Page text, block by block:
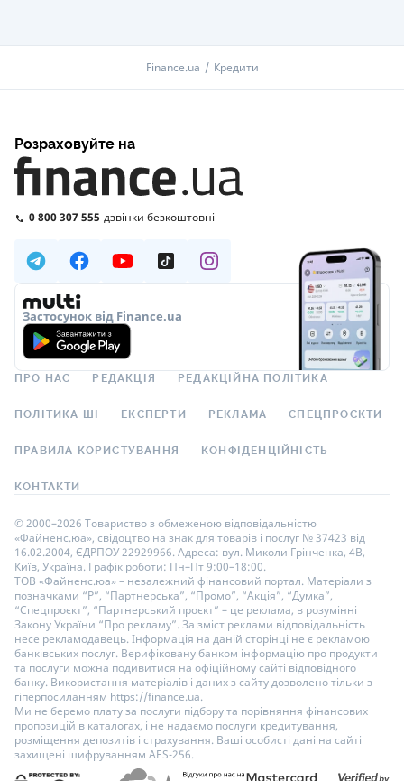
Finance.ua Кредити
Розраховуйте на
0 800 307 555 дзвінки безкоштовні
Застосунок від Finance.ua
ПРО НАС РЕДАКЦІЯ РЕДАКЦІЙНА ПОЛІТИКА
ПОЛІТИКА ШІ ЕКСПЕРТИ РЕКЛАМА СПЕЦПРОЄКТИ
ПРАВИЛА КОРИСТУВАННЯ КОНФІДЕНЦІЙНІСТЬ
КОНТАКТИ
© 2000–2026 Товариство з обмеженою відповідальністю
«Файненс.юа», свідоцтво на знак для товарів і послуг № 37423 від
16.02.2004, ЄДРПОУ 22929966. Адреса: вул. Миколи Грінченка, 4В,
Київ, Україна. Графік роботи: Пн–Пт 9:00–18:00.
ТОВ «Файненс.юа» – незалежний фінансовий портал. Матеріали з
позначками “Р”, “Партнерська”, “Промо”, “Акція”, “Думка”,
“Спецпроєкт”, “Партнерський проєкт” – це реклама, в розумінні
Закону України “Про рекламу”. За зміст реклами відповідальність
несе рекламодавець. Інформація на даній сторінці не є рекламою
банківських послуг. Верифіковану банком інформацію про продукти
та послуги можна подивитися на офіційному сайті відповідного
банку. Використання матеріалів і даних з сайту дозволено тільки з
гіперпосиланням https://finance.ua.
Ми не беремо плату за послуги підбору та порівняння фінансових
пропозицій в каталогах, і не надаємо послуги кредитування,
розміщення депозитів і страхування. Ваші особисті дані на сайті
захищені шифруванням AES-256.